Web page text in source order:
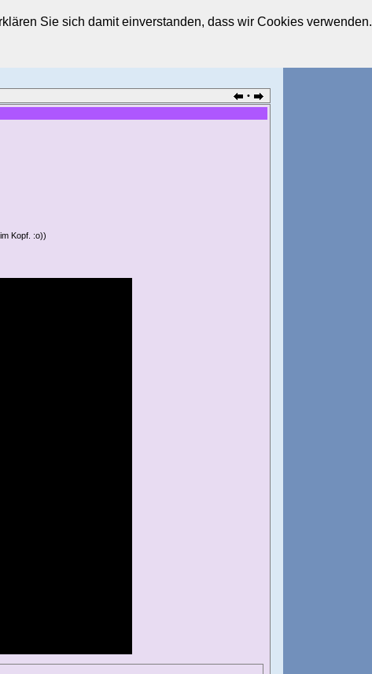
Sie sich damit einverstanden, dass wir Cookies verwenden.
•
Kopf. :o))